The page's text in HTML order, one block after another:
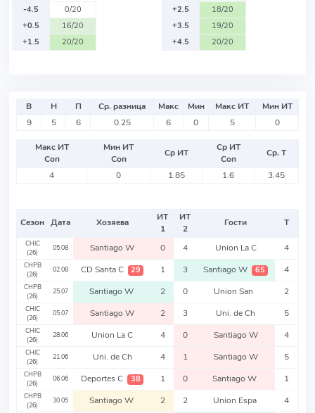
-4.5
0/20
+0.5
16/20
+1.5
20/20
+2.5
18/20
+3.5
19/20
+4.5
20/20
В Н П Ср. разница Макс Мин Макс ИТ
Мин ИТ
9
5 6 0.25 6 0 5 0
Макс ИТ
Соп
Мин ИТ
Соп
Ср ИТ
Ср ИТ
Соп
Ср. Т
4
0 1.85 1.6 3.45
Сезон Дата Хозяева
ИТ
1
ИТ
2
Гости Т
CHIC
(26)
05.08 Santiago W 0 4 Union La C 4
CHPB
(26)
02.08 CD Santa C 29 1 3 Santiago W 65 4
CHPB
(26)
25.07 Santiago W 2 0 Union San 2
CHIC
(26)
05.07 Santiago W 2 3 Uni. de Ch 5
CHIC
(26)
28.06 Union La C 4 0 Santiago W 4
CHIC
(26)
21.06 Uni. de Ch 4 1 Santiago W 5
CHPB
(26)
06.06 Deportes C 38 1 0 Santiago W 1
CHPB
(26)
30.05 Santiago W 2 2 Union Espa 4